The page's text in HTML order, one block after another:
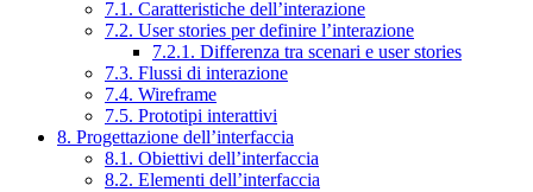
7.1. Caratteristiche dell’interazione
7.2. User stories per definire l’interazione
7.2.1. Differenza tra scenari e user stories
7.3. Flussi di interazione
7.4. Wireframe
7.5. Prototipi interattivi
8. Progettazione dell’interfaccia
8.1. Obiettivi dell’interfaccia
8.2. Elementi dell’interfaccia